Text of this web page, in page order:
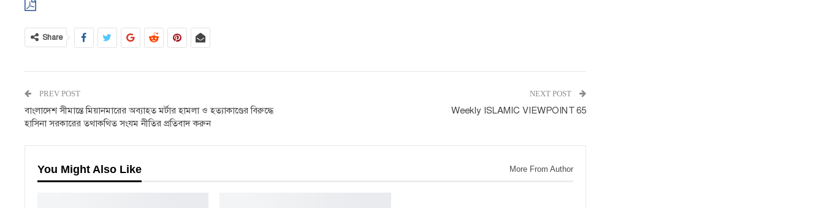
Share
PREV POST
বাংলাদেশ সীমান্তে মিয়ানমারের অব্যাহত মর্টার হামলা ও হত্যাকাণ্ডের বিরুদ্ধে
হাসিনা সরকারের তথাকথিত সংযম নীতির প্রতিবাদ করুন
NEXT POST
Weekly ISLAMIC VIEWPOINT 65
You Might Also Like More From Author